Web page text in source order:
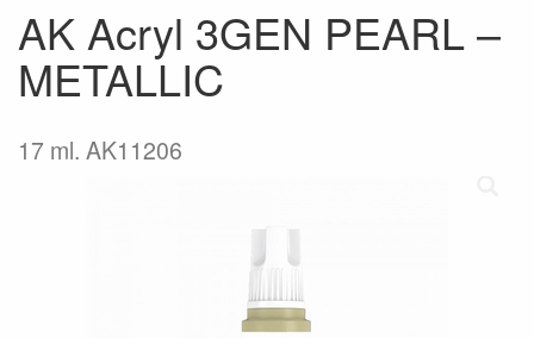
AK Acryl 3GEN PEARL –
METALLIC
17 ml. AK11206